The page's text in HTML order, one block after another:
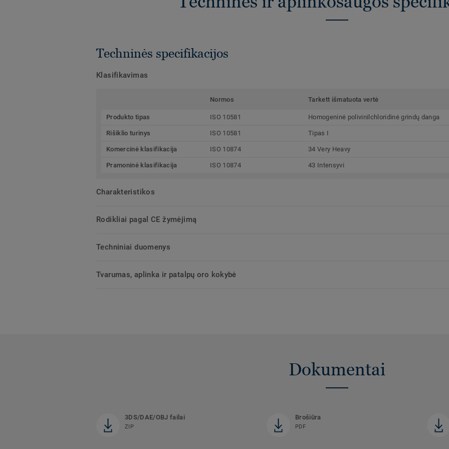
Techninės specifikacijos
Klasifikavimas
Normos Tarkett išmatuota vertė
Produkto tipas ISO 10581 Homogeninė polivinilchloridinė grindų danga
Rišiklio turinys ISO 10581 Tipas I
Komercinė klasifikacija ISO 10874 34 Very Heavy
Pramoninė klasifikacija ISO 10874 43 Intensyvi
Charakteristikos
Rodikliai pagal CE žymėjimą
Techniniai duomenys
Tvarumas, aplinka ir patalpų oro kokybė
Dokumentai
3DS/DAE/OBJ failai
ZIP
Brošiūra
PDF